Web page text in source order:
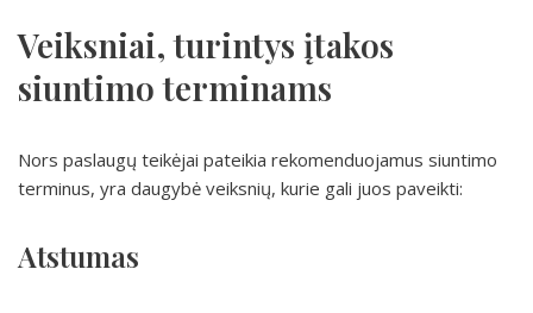
Veiksniai, turintys įtakos
siuntimo terminams
Nors paslaugų teikėjai pateikia rekomenduojamus siuntimo
terminus, yra daugybė veiksnių, kurie gali juos paveikti:
Atstumas